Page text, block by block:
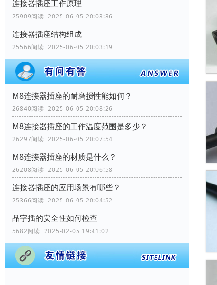
连接器插座工作原理
25909阅读 2025-06-05 20:03:36
连接器插座结构组成
25566阅读 2025-06-05 20:03:19
M8连接器插座的耐磨损性能如何？
26840阅读 2025-06-05 20:08:26
M8连接器插座的工作温度范围是多少？
26297阅读 2025-06-05 20:07:54
M8连接器插座的材质是什么？
26208阅读 2025-06-05 20:06:58
连接器插座的应用场景有哪些？
25366阅读 2025-06-05 20:04:52
品字插的安全性如何检查
5682阅读 2025-02-05 19:41:02